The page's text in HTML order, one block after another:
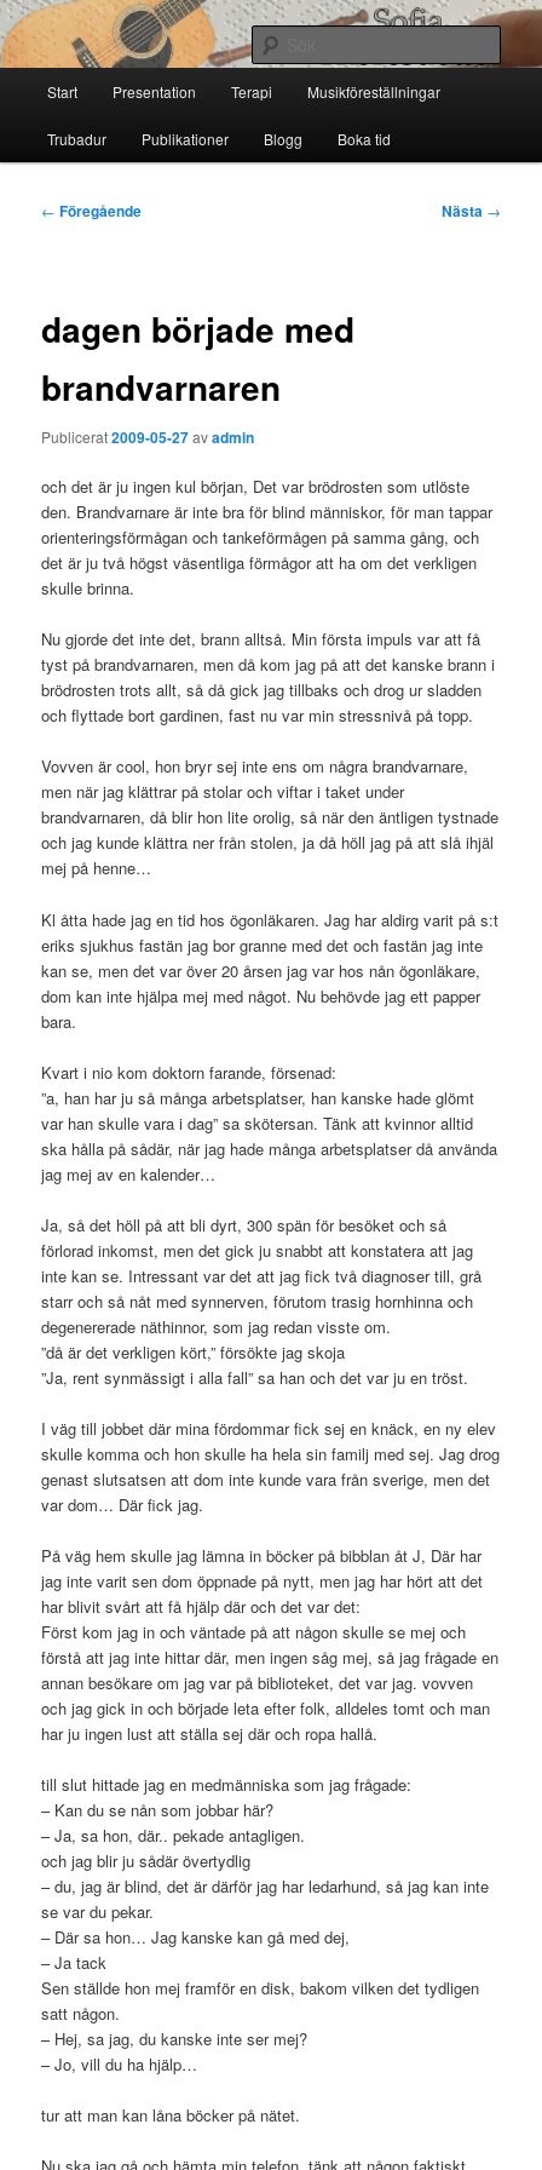
Hoppa
till
primärt
innehållSofia Thoresdotter
Start Presentation Terapi Musikföreställningar
Trubadur Publikationer Blogg Boka tid
Inläggsnavigering
← Föregående Nästa →
dagen började med
brandvarnaren
Publicerat2009-05-27avadmin
och det är ju ingen kul början, Det var brödrosten som utlöste
den. Brandvarnare är inte bra för blind människor, för man tappar
orienteringsförmågan och tankeförmågen på samma gång, och
det är ju två högst väsentliga förmågor att ha om det verkligen
skulle brinna.
Nu gjorde det inte det, brann alltså. Min första impuls var att få
tyst på brandvarnaren, men då kom jag på att det kanske brann i
brödrosten trots allt, så då gick jag tillbaks och drog ur sladden
och flyttade bort gardinen, fast nu var min stressnivå på topp.
Vovven är cool, hon bryr sej inte ens om några brandvarnare,
men när jag klättrar på stolar och viftar i taket under
brandvarnaren, då blir hon lite orolig, så när den äntligen tystnade
och jag kunde klättra ner från stolen, ja då höll jag på att slå ihjäl
mej på henne…
Kl åtta hade jag en tid hos ögonläkaren. Jag har aldirg varit på s:t
eriks sjukhus fastän jag bor granne med det och fastän jag inte
kan se, men det var över 20 årsen jag var hos nån ögonläkare,
dom kan inte hjälpa mej med något. Nu behövde jag ett papper
bara.
Kvart i nio kom doktorn farande, försenad:
”a, han har ju så många arbetsplatser, han kanske hade glömt
var han skulle vara i dag” sa skötersan. Tänk att kvinnor alltid
ska hålla på sådär, när jag hade många arbetsplatser då använda
jag mej av en kalender…
Ja, så det höll på att bli dyrt, 300 spän för besöket och så
förlorad inkomst, men det gick ju snabbt att konstatera att jag
inte kan se. Intressant var det att jag fick två diagnoser till, grå
starr och så nåt med synnerven, förutom trasig hornhinna och
degenererade näthinnor, som jag redan visste om.
”då är det verkligen kört,” försökte jag skoja
”Ja, rent synmässigt i alla fall” sa han och det var ju en tröst.
I väg till jobbet där mina fördommar fick sej en knäck, en ny elev
skulle komma och hon skulle ha hela sin familj med sej. Jag drog
genast slutsatsen att dom inte kunde vara från sverige, men det
var dom… Där fick jag.
På väg hem skulle jag lämna in böcker på bibblan åt J, Där har
jag inte varit sen dom öppnade på nytt, men jag har hört att det
har blivit svårt att få hjälp där och det var det:
Först kom jag in och väntade på att någon skulle se mej och
förstå att jag inte hittar där, men ingen såg mej, så jag frågade en
annan besökare om jag var på biblioteket, det var jag. vovven
och jag gick in och började leta efter folk, alldeles tomt och man
har ju ingen lust att ställa sej där och ropa hallå.
till slut hittade jag en medmänniska som jag frågade:
– Kan du se nån som jobbar här?
– Ja, sa hon, där.. pekade antagligen.
och jag blir ju sådär övertydlig
– du, jag är blind, det är därför jag har ledarhund, så jag kan inte
se var du pekar.
– Där sa hon… Jag kanske kan gå med dej,
– Ja tack
Sen ställde hon mej framför en disk, bakom vilken det tydligen
satt någon.
– Hej, sa jag, du kanske inte ser mej?
– Jo, vill du ha hjälp…
tur att man kan låna böcker på nätet.